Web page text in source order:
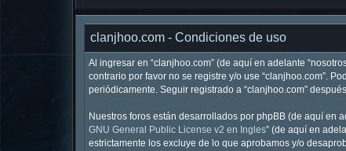
clanjhoo.com - Condiciones de uso
Al ingresar en “clanjhoo.com” (de aquí en adelante
contrario por favor no se registre y/o use “clanjhoo.com”.
periódicamente. Seguir registrado a “clanjhoo.com”
Nuestros foros están desarrollados por phpBB (de aquí en
GNU General Public License v2 en Ingles” (de aquí en
estrictamente los excluye de lo que aprobamos y/o